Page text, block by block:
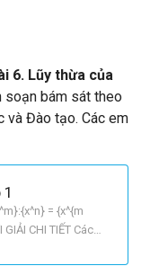
6. Lũy thừa của
soạn bám sát theo
và Đào tạo. Các em
= {x^{m
CHI TIẾT Các
d left [ frac{1}